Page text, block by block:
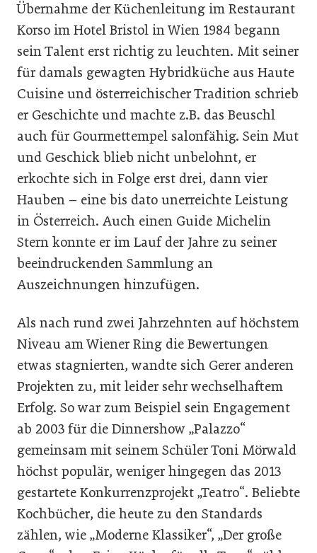
Übernahme der Küchenleitung im Restaurant
Korso im Hotel Bristol in Wien 1984 begann
sein Talent erst richtig zu leuchten. Mit seiner
für damals gewagten Hybridküche aus Haute
Cuisine und österreichischer Tradition schrieb
er Geschichte und machte z.B. das Beuschl
auch für Gourmettempel salonfähig. Sein Mut
und Geschick blieb nicht unbelohnt, er
erkochte sich in Folge erst drei, dann vier
Hauben – eine bis dato unerreichte Leistung
in Österreich. Auch einen Guide Michelin
Stern konnte er im Lauf der Jahre zu seiner
beeindruckenden Sammlung an
Auszeichnungen hinzufügen.
Als nach rund zwei Jahrzehnten auf höchstem
Niveau am Wiener Ring die Bewertungen
etwas stagnierten, wandte sich Gerer anderen
Projekten zu, mit leider sehr wechselhaftem
Erfolg. So war zum Beispiel sein Engagement
ab 2003 für die Dinnershow „Palazzo“
gemeinsam mit seinem Schüler Toni Mörwald
höchst populär, weniger hingegen das 2013
gestartete Konkurrenzprojekt „Teatro“. Beliebte
Kochbücher, die heute zu den Standards
zählen, wie „Moderne Klassiker“, „Der große